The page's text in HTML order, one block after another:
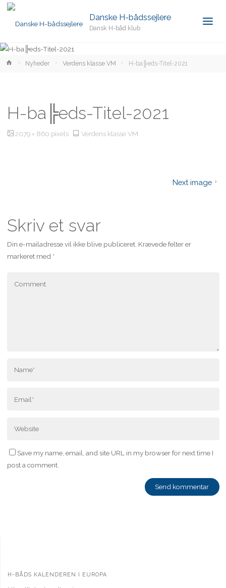
Danske H-bådssejlere
Dansk H-båd klub
HomeNyheder Verdens klasse VM H-ba╠eds-Titel-2021
H-ba╠eds-Titel-2021
Full2079 × 860 pixels Verdens klasse VM
Next image
Skriv et svar
Din e-mailadresse vil ikke blive publiceret. Krævede felter er
markeret med *
Save my name, email, and site URL in my browser for next time I
post a comment.
H-BÅDS KALENDEREN I EUROPA